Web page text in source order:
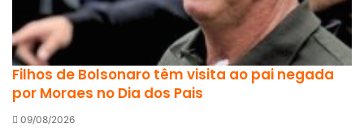
Filhos de Bolsonaro têm visita ao pai negada
por Moraes no Dia dos Pais
09/08/2026